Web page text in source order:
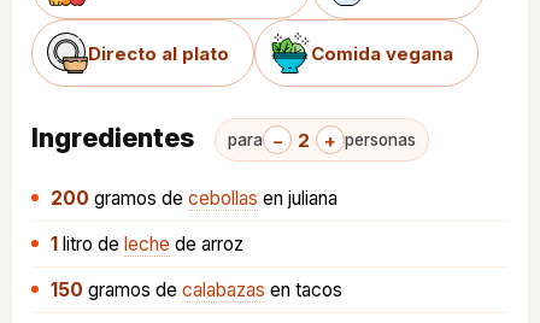
Directo al plato Comida vegana
Ingredientes para − 2 + personas
200 gramos de cebollas en juliana
1 litro de leche de arroz
150 gramos de calabazas en tacos